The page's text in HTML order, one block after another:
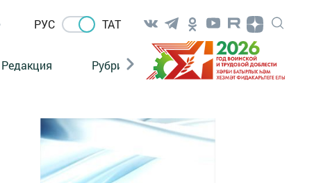
РУС ТАТ
Редакция Рубрикалар